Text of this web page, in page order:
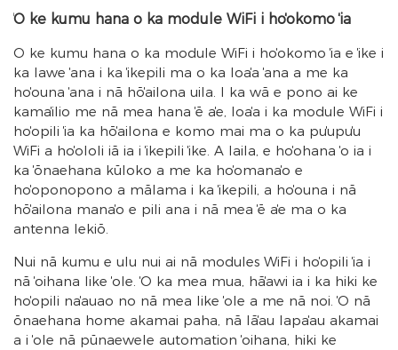
ʻO ke kumu hana o ka module WiFi i hoʻokomo ʻia
ʻO ke kumu hana o ka module WiFi i hoʻokomo ʻia e ʻike i
ka lawe ʻana i ka ʻikepili ma o ka loaʻa ʻana a me ka
hoʻouna ʻana i nā hōʻailona uila. I ka wā e pono ai ke
kamaʻilio me nā mea hana ʻē aʻe, loaʻa i ka module WiFi i
hoʻopili ʻia ka hōʻailona e komo mai ma o ka puʻupuʻu
WiFi a hoʻololi iā ia i ʻikepili ʻike. A laila, e hoʻohana ʻo ia i
ka ʻōnaehana kūloko a me ka hoʻomanaʻo e
hoʻoponopono a mālama i ka ʻikepili, a hoʻouna i nā
hōʻailona manaʻo e pili ana i nā mea ʻē aʻe ma o ka
antenna lekiō.
Nui nā kumu e ulu nui ai nā modules WiFi i hoʻopili ʻia i
nā ʻoihana like ʻole. ʻO ka mea mua, hāʻawi ia i ka hiki ke
hoʻopili naʻauao no nā mea like ʻole a me nā noi. ʻO nā
ʻōnaehana home akamai paha, nā lāʻau lapaʻau akamai
a i ʻole nā ​​​​pūnaewele automation ʻoihana, hiki ke